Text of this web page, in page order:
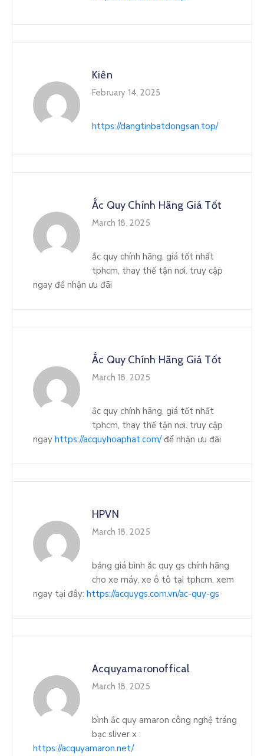
Kiên
February 14, 2025
https://dangtinbatdongsan.top/
Ắc Quy Chính Hãng Giá Tốt
March 18, 2025
ắc quy chính hãng, giá tốt nhất
tphcm, thay thế tận nơi. truy cập
ngay để nhận ưu đãi
Ắc Quy Chính Hãng Giá Tốt
March 18, 2025
ắc quy chính hãng, giá tốt nhất
tphcm, thay thế tận nơi. truy cập
ngay https://acquyhoaphat.com/để nhận ưu đãi
HPVN
March 18, 2025
bảng giá bình ắc quy gs chính hãng
cho xe máy, xe ô tô tại tphcm, xem
ngay tại đây: https://acquygs.com.vn/ac-quy-gs
Acquyamaronoffical
March 18, 2025
bình ắc quy amaron công nghệ tráng
bạc sliver x :
https://acquyamaron.net/